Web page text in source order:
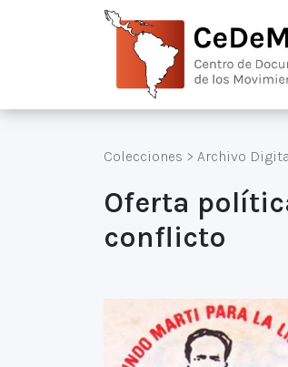
Colecciones > Archivo
Oferta
conflicto